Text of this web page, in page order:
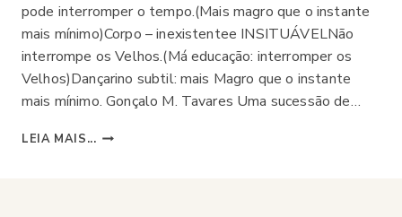
pode interromper o tempo.(Mais magro que o instante
mais mínimo)Corpo – inexistentee INSITUÁVELNão
interrompe os Velhos.(Má educação: interromper os
Velhos)Dançarino subtil: mais Magro que o instante
mais mínimo. Gonçalo M. Tavares Uma sucessão de…
LEIA MAIS... ADEUS